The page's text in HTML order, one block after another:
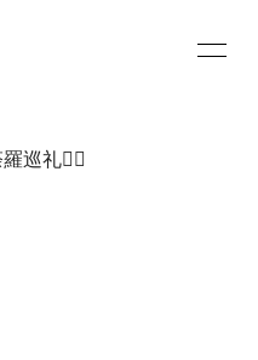
巡礼🐦‍🔥